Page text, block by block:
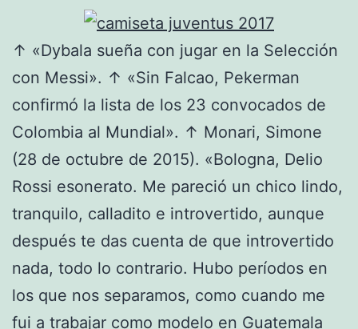
↑ «Dybala sueña con jugar en la Selección
con Messi». ↑ «Sin Falcao, Pekerman
confirmó la lista de los 23 convocados de
Colombia al Mundial». ↑ Monari, Simone
(28 de octubre de 2015). «Bologna, Delio
Rossi esonerato. Me pareció un chico lindo,
tranquilo, calladito e introvertido, aunque
después te das cuenta de que introvertido
nada, todo lo contrario. Hubo períodos en
los que nos separamos, como cuando me
fui a trabajar como modelo en Guatemala